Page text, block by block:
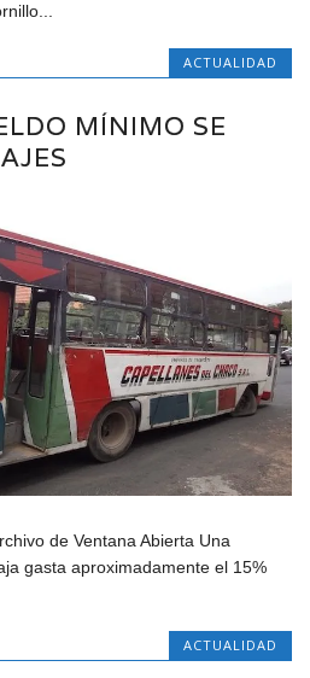
ACTUALIDAD
MÍNIMO SE
de Ventana Abierta Una
gasta aproximadamente el 15%
ACTUALIDAD